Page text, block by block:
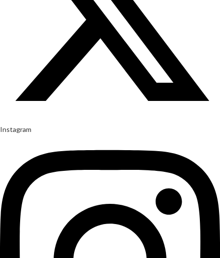
Instagram